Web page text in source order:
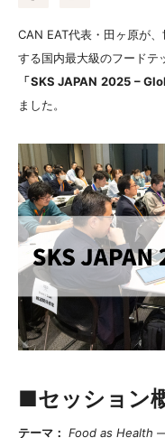
CAN EAT代表・田ヶ原が
する国内最大級のフードテ
「SKS JAPAN 2025 –
ました。
■セッション
テーマ： Food as Health